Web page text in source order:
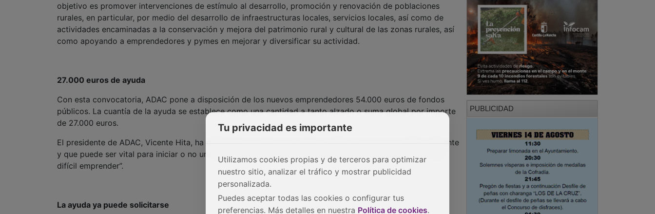
objetivo es promover intervenciones de estímulo al desarrollo, promoción y renovación de poblaciones
rurales, en particular, por medio del desarrollo de infraestructuras locales, servicios locales, así como de
actividades encaminadas a la conservación y mejora del patrimonio rural y cultural de las zonas rurales, así
como apoyando a emprendedores y pymes en mejorar y diversificar su actividad.
27.000 euros de ayuda
Con esta convocatoria, ADAC pone a disposición de los nuevos emprendedores 54.000 euros de fondos
públicos. La cuantía de la ayuda se establece como una cantidad a tanto alzado o suma global por importe
de 27.000 euros.
El presidente de ADAC, Vicente Hita, ha destacado el importe de estas ayudas que “es una cuantía relevante
y que puede ser vital para iniciar o no una actividad, más en el entorno rural donde sabemos que es más
difícil emprender”.
La ayuda ya puede solicitarse
PUBLICIDAD
Tu privacidad es importante
Utilizamos cookies propias y de terceros para optimizar
nuestro sitio, analizar el tráfico y mostrar publicidad
personalizada.
Puedes aceptar todas las cookies o configurar tus
preferencias. Más detalles en nuestra Política de cookies.